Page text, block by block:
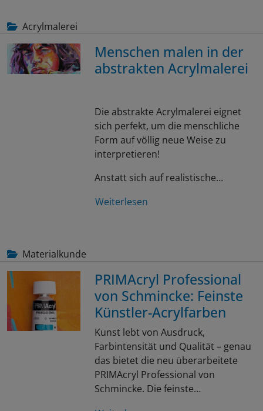
Acrylmalerei
Menschen malen in der
abstrakten Acrylmalerei
Die abstrakte Acrylmalerei eignet
sich perfekt, um die menschliche
Form auf völlig neue Weise zu
interpretieren!
Anstatt sich auf realistische…
Weiterlesen
Materialkunde
PRIMAcryl Professional
von Schmincke: Feinste
Künstler-Acrylfarben
Kunst lebt von Ausdruck,
Farbintensität und Qualität – genau
das bietet die neu überarbeitete
PRIMAcryl Professional von
Schmincke. Die feinste…